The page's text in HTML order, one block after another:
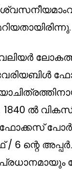
1840 ൽ
ന്റെ
പ്രധാനമായും